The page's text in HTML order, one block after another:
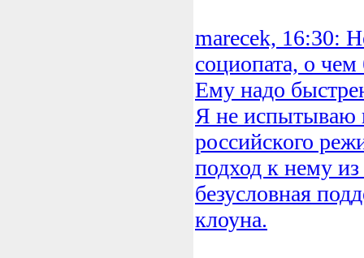
marecek, 16:30:
социопата, о
Ему надо
Я не испытываю
российского
подход к нему
безусловная
клоуна.